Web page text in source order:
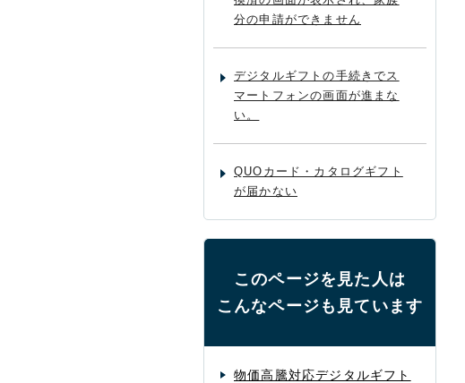
分の申請ができません
デジタルギフトの手続きでス
マートフォンの画面が進まな
い。
QUOカード・カタログギフト
が届かない
このページを見た人は
こんなページも見ています
物価高騰対応デジタルギフト